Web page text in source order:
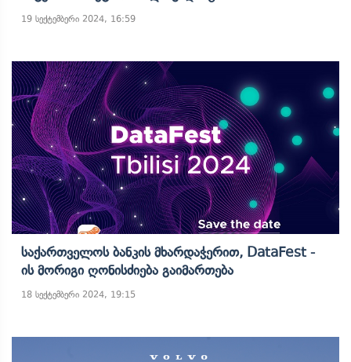
19 სექტემბერი 2024, 16:59
Საქართველოს Ბანკის Მხარდაჭერით, DataFest -
Ის Მორიგი Ღონისძიება Გაიმართება
18 სექტემბერი 2024, 19:15